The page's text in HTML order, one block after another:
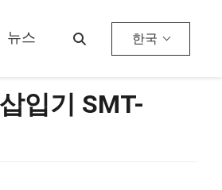
뉴스 한국
입기 SMT-